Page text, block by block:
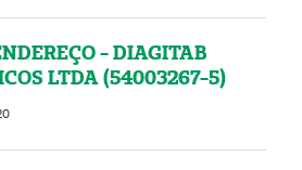
- DIAGITAB
LTDA (54003267-5)